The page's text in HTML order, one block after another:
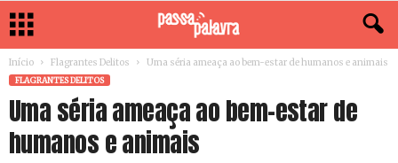
Início Flagrantes Delitos Uma séria ameaça ao bem-estar de humanos e animais
FLAGRANTES DELITOS
Uma séria ameaça ao bem-estar de
humanos e animais